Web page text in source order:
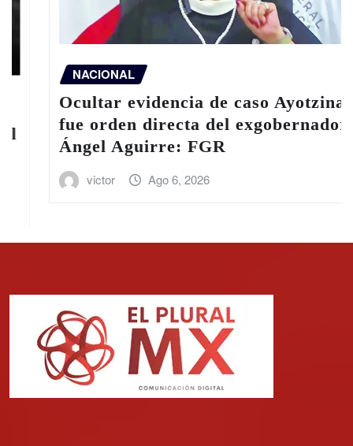
NACIONAL
Ocultar evidencia de caso Ayotzinapa
fue orden directa del exgobernador
Ángel Aguirre: FGR
victor Ago 6, 2026